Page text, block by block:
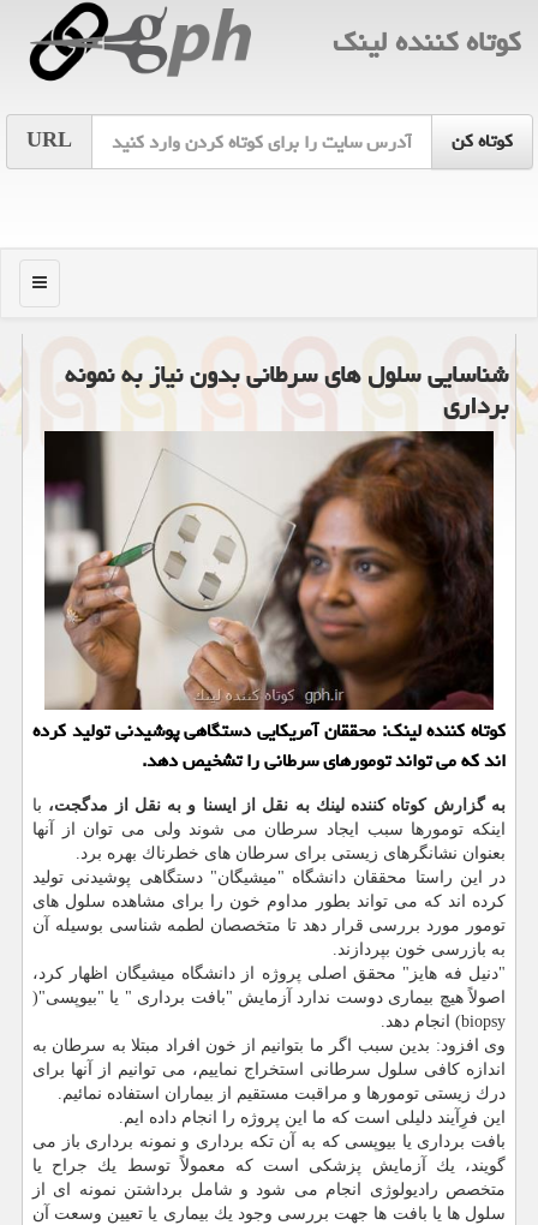
كوتاه كننده لینك
URL
منو
شناسایی سلول های سرطانی بدون نیاز به نمونه
برداری
كوتاه كننده لینك: محققان آمریكایی دستگاهی پوشیدنی تولید كرده
اند كه می تواند تومورهای سرطانی را تشخیص دهد.
به گزارش كوتاه كننده لینك به نقل از ایسنا و به نقل از مدگجت، با
اینكه تومورها سبب ایجاد سرطان می شوند ولی می توان از آنها
بعنوان نشانگرهای زیستی برای سرطان های خطرناك بهره برد.
در این راستا محققان دانشگاه "میشیگان" دستگاهی پوشیدنی تولید
كرده اند كه می تواند بطور مداوم خون را برای مشاهده سلول های
تومور مورد بررسی قرار دهد تا متخصصان لطمه شناسی بوسیله آن
به بازرسی خون بپردازند.
"دنیل فه هایز" محقق اصلی پروژه از دانشگاه میشیگان اظهار كرد،
اصولاً هیچ بیماری دوست ندارد آزمایش "بافت برداری " یا "بیوپسی"(
biopsy) انجام دهد.
وی افزود: بدین سبب اگر ما بتوانیم از خون افراد مبتلا به سرطان به
اندازه كافی سلول سرطانی استخراج نماییم، می توانیم از آنها برای
درك زیستی تومورها و مراقبت مستقیم از بیماران استفاده نمائیم.
این فرِآیند دلیلی است كه ما این پروژه را انجام داده ایم.
بافت برداری یا بیوپسی كه به آن تكه برداری و نمونه برداری باز می
گویند، یك آزمایش پزشكی است كه معمولاً توسط یك جراح یا
متخصص رادیولوژی انجام می شود و شامل برداشتن نمونه ای از
سلول ها یا بافت ها جهت بررسی وجود یك بیماری یا تعیین وسعت آن